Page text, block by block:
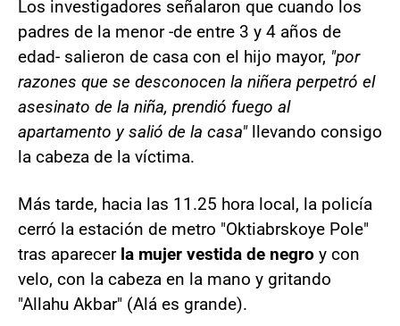
Los investigadores señalaron que cuando los
padres de la menor -de entre 3 y 4 años de
edad- salieron de casa con el hijo mayor, "por
razones que se desconocen la niñera perpetró el
asesinato de la niña, prendió fuego al
apartamento y salió de la casa"llevando consigo
la cabeza de la víctima.
Más tarde, hacia las 11.25 hora local, la policía
cerró la estación de metro "Oktiabrskoye Pole"
tras aparecerla mujer vestida de negro y con
velo, con la cabeza en la mano y gritando
"Allahu Akbar" (Alá es grande).